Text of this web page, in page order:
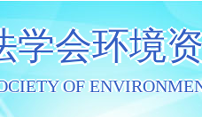
学会环境
OF